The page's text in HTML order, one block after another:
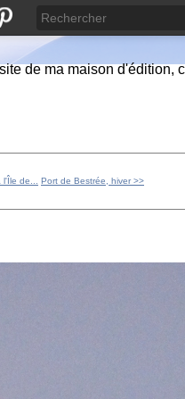
de ma maison d'édition,
de...
Port de Bestrée, hiver >>